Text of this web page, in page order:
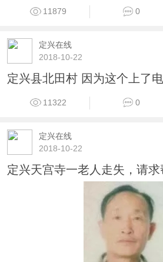
11879 0
定兴在线
2018-10-22
定兴县北田村 因为这个上了电
11322 0
定兴在线
2018-10-22
定兴天宫寺一老人走失，请求